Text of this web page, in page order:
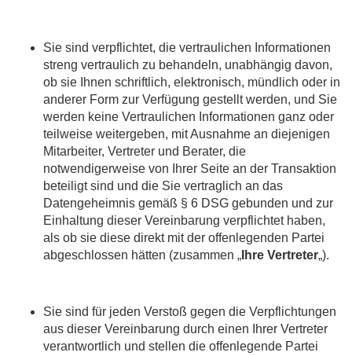
Sie sind verpflichtet, die vertraulichen Informationen
streng vertraulich zu behandeln, unabhängig davon,
ob sie Ihnen schriftlich, elektronisch, mündlich oder in
anderer Form zur Verfügung gestellt werden, und Sie
werden keine Vertraulichen Informationen ganz oder
teilweise weitergeben, mit Ausnahme an diejenigen
Mitarbeiter, Vertreter und Berater, die
notwendigerweise von Ihrer Seite an der Transaktion
beteiligt sind und die Sie vertraglich an das
Datengeheimnis gemäß § 6 DSG gebunden und zur
Einhaltung dieser Vereinbarung verpflichtet haben,
als ob sie diese direkt mit der offenlegenden Partei
abgeschlossen hätten (zusammen „ Ihre Vertreter„).
Sie sind für jeden Verstoß gegen die Verpflichtungen
aus dieser Vereinbarung durch einen Ihrer Vertreter
verantwortlich und stellen die offenlegende Partei